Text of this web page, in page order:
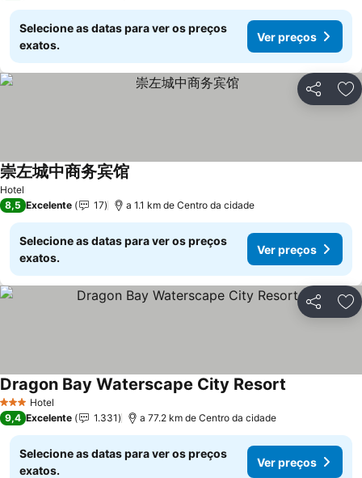
Selecione as datas para ver os preços
exatos.
Ver preços
Partilhar
Hotel
崇左城中商务宾馆
8,5 Excelente 17 a 1.1 km de Centro da cidade
Selecione as datas para ver os preços
exatos.
Ver preços
Partilhar
3 EstrelasHotel
Dragon Bay Waterscape City Resort
9,4 Excelente 1.331 a 77.2 km de Centro da cidade
Selecione as datas para ver os preços
exatos.
Ver preços